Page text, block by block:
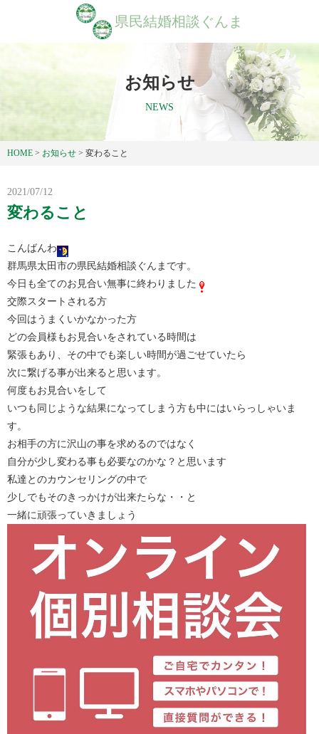
県民結婚相談ぐんま
お知らせ
NEWS
HOME > お知らせ > 変わること
2021/07/12
変わること
こんばんわ
群馬県太田市の県民結婚相談ぐんまです。
今日も全てのお見合い無事に終わりました
交際スタートされる方
今回はうまくいかなかった方
どの会員様もお見合いをされている時間は
緊張もあり、その中でも楽しい時間が過ごせていたら
次に繋げる事が出来ると思います。
何度もお見合いをして
いつも同じような結果になってしまう方も中にはいらっしゃいま
す。
お相手の方に沢山の事を求めるのではなく
自分が少し変わる事も必要なのかな？と思います
私達とのカウンセリングの中で
少しでもそのきっかけが出来たらな・・と
一緒に頑張っていきましょう